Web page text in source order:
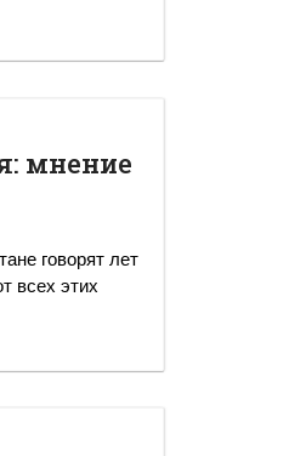
мнение
говорят лет
всех этих